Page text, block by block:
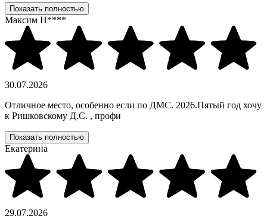
Показать полностью
Максим Н****
30.07.2026
Отличное место, особенно если по ДМС. 2026.Пятый год хочу
к Ришковскому Д.С. , профи
Показать полностью
Екатерина
29.07.2026